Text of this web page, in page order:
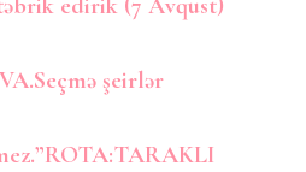
şeirlər